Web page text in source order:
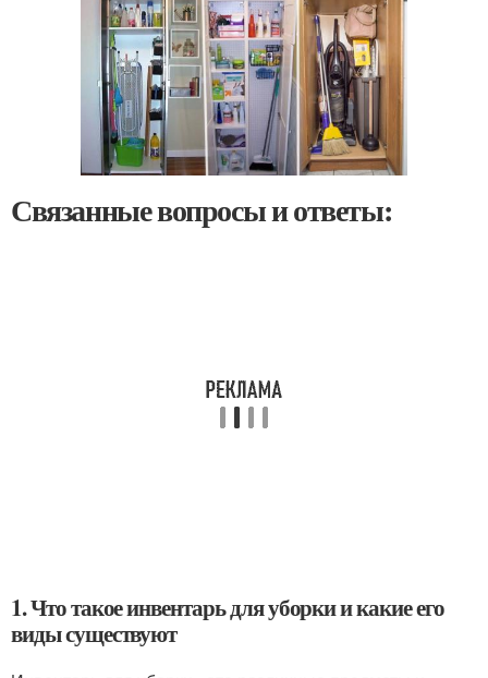
Связанные вопросы и ответы:
1. Что такое инвентарь для уборки и какие его
виды существуют